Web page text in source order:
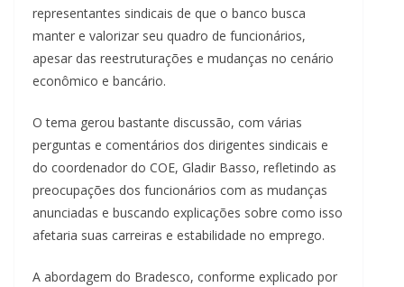
representantes sindicais de que o banco busca
manter e valorizar seu quadro de funcionários,
apesar das reestruturações e mudanças no cenário
econômico e bancário.
O tema gerou bastante discussão, com várias
perguntas e comentários dos dirigentes sindicais e
do coordenador do COE, Gladir Basso, refletindo as
preocupações dos funcionários com as mudanças
anunciadas e buscando explicações sobre como isso
afetaria suas carreiras e estabilidade no emprego.
A abordagem do Bradesco, conforme explicado por